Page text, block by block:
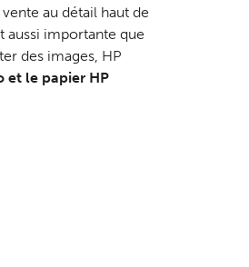
au détail haut de
aussi importante que
des images, HP
et le papier HP